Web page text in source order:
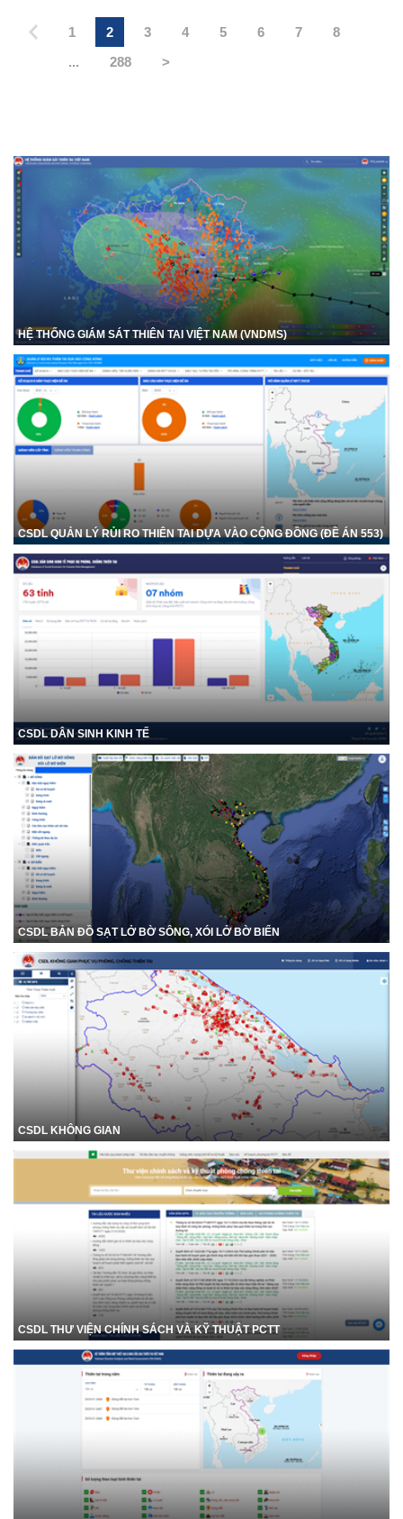
1 2 3 4 5 6 7
8
...
288 >
HỆ THỐNG GIÁM SÁT THIÊN TAI VIỆT NAM (VNDMS)
CSDL QUẢN LÝ RỦI RO THIÊN TAI DỰA VÀO CỘNG ĐỒNG (ĐỀ ÁN 553)
CSDL DÂN SINH KINH TẾ
CSDL BẢN ĐỒ SẠT LỞ BỜ SÔNG, XÓI LỞ BỜ BIỂN
CSDL KHÔNG GIAN
CSDL THƯ VIỆN CHÍNH SÁCH VÀ KỸ THUẬT PCTT